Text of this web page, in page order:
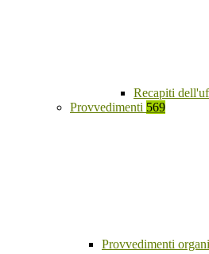
Recapiti
Provvedimenti 569
Provvedimenti